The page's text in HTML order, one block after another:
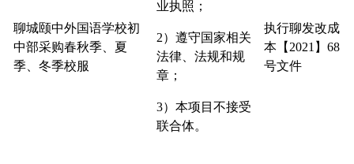
聊城颐中外国语学校初
中部采购春秋季、夏
季、冬季校服
业执照；
2）遵守国家相关
法律、法规和规
章；
3）本项目不接受
联合体。
执行聊发改成
本【2021】68
号文件